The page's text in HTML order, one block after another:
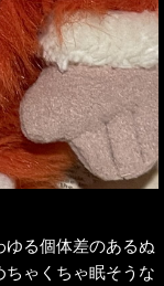
ゆる個体差のあるぬ
ゃくちゃ眠そうな